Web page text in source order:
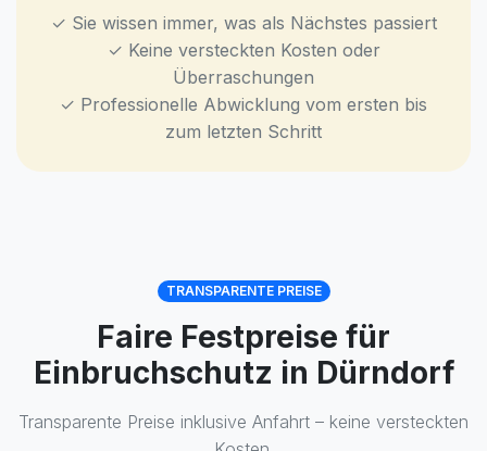
✓ Sie wissen immer, was als Nächstes passiert
✓ Keine versteckten Kosten oder
Überraschungen
✓ Professionelle Abwicklung vom ersten bis
zum letzten Schritt
TRANSPARENTE PREISE
Faire Festpreise für
Einbruchschutz in Dürndorf
Transparente Preise inklusive Anfahrt – keine versteckten